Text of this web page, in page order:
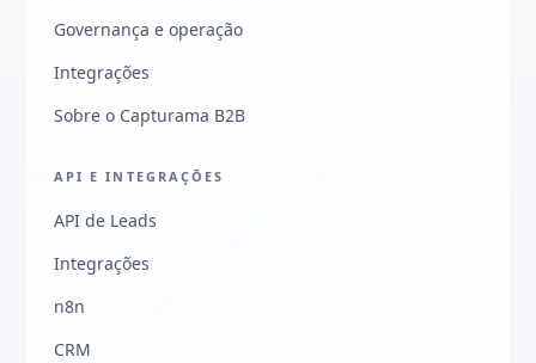
Governança e operação
Integrações
Sobre o Capturama B2B
API E INTEGRAÇÕES
API de Leads
Integrações
n8n
CRM